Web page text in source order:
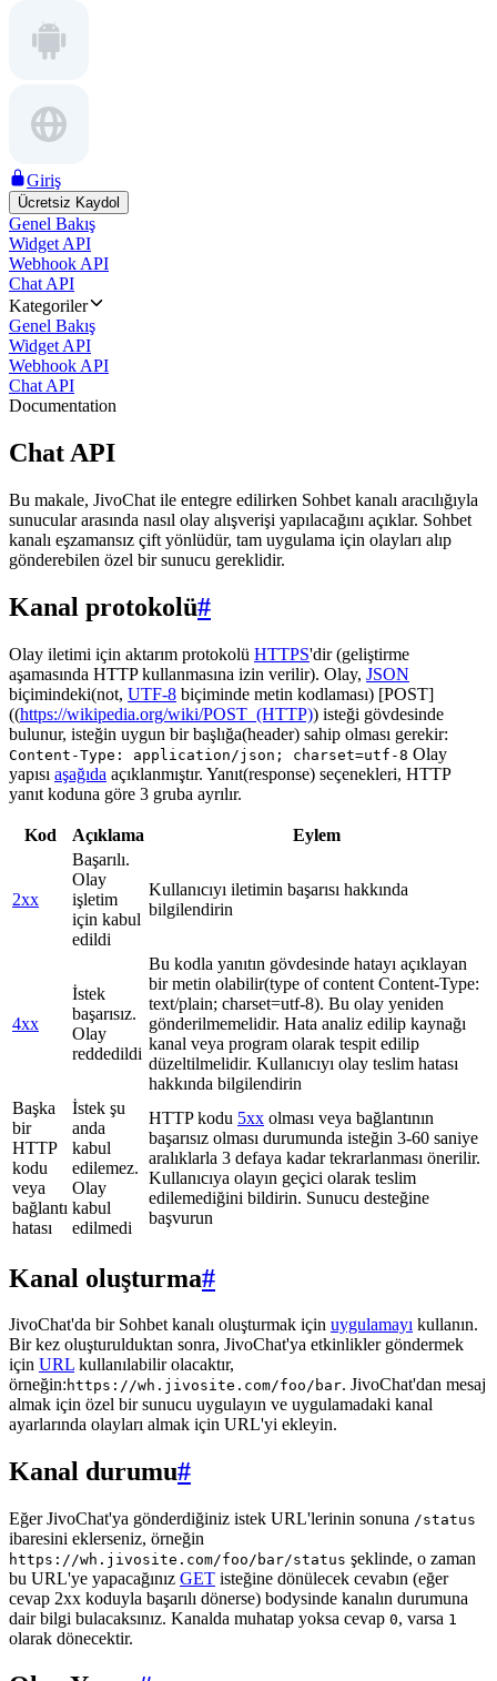
Giriş
Ücretsiz Kaydol
Genel Bakış
Widget API
Webhook API
Chat API
Kategoriler
Genel Bakış
Widget API
Webhook API
Chat API
Documentation
Chat API
Bu makale, JivoChat ile entegre edilirken Sohbet kanalı aracılığıyla
sunucular arasında nasıl olay alışverişi yapılacağını açıklar. Sohbet
kanalı eşzamansız çift yönlüdür, tam uygulama için olayları alıp
gönderebilen özel bir sunucu gereklidir.
Kanal protokolü#
Olay iletimi için aktarım protokolü HTTPS'dir (geliştirme
aşamasında HTTP kullanmasına izin verilir). Olay, JSON
biçimindeki(not, UTF-8 biçiminde metin kodlaması) [POST]
((https://wikipedia.org/wiki/POST_(HTTP)) isteği gövdesinde
bulunur, isteğin uygun bir başlığa(header) sahip olması gerekir:
Content-Type: application/json; charset=utf-8 Olay
yapısı aşağıda açıklanmıştır. Yanıt(response) seçenekleri, HTTP
yanıt koduna göre 3 gruba ayrılır.
Kod Açıklama Eylem
2xx
Başarılı.
Olay
işletim
için kabul
edildi
Kullanıcıyı iletimin başarısı hakkında
bilgilendirin
4xx
İstek
başarısız.
Olay
reddedildi
Bu kodla yanıtın gövdesinde hatayı açıklayan
bir metin olabilir(type of content Content-Type:
text/plain; charset=utf-8). Bu olay yeniden
gönderilmemelidir. Hata analiz edilip kaynağı
kanal veya program olarak tespit edilip
düzeltilmelidir. Kullanıcıyı olay teslim hatası
hakkında bilgilendirin
Başka
bir
HTTP
kodu
veya
bağlantı
hatası
İstek şu
anda
kabul
edilemez.
Olay
kabul
edilmedi
HTTP kodu 5xx olması veya bağlantının
başarısız olması durumunda isteğin 3-60 saniye
aralıklarla 3 defaya kadar tekrarlanması önerilir.
Kullanıcıya olayın geçici olarak teslim
edilemediğini bildirin. Sunucu desteğine
başvurun
Kanal oluşturma#
JivoChat'da bir Sohbet kanalı oluşturmak için uygulamayı kullanın.
Bir kez oluşturulduktan sonra, JivoChat'ya etkinlikler göndermek
için URL kullanılabilir olacaktır,
örneğin: https://wh.jivosite.com/foo/bar. JivoChat'dan mesaj
almak için özel bir sunucu uygulayın ve uygulamadaki kanal
ayarlarında olayları almak için URL'yi ekleyin.
Kanal durumu#
Eğer JivoChat'ya gönderdiğiniz istek URL'lerinin sonuna /status
ibaresini eklerseniz, örneğin
https://wh.jivosite.com/foo/bar/status şeklinde, o zaman
bu URL'ye yapacağınız GET isteğine dönülecek cevabın (eğer
cevap 2xx koduyla başarılı dönerse) bodysinde kanalın durumuna
dair bilgi bulacaksınız. Kanalda muhatap yoksa cevap 0, varsa 1
olarak dönecektir.